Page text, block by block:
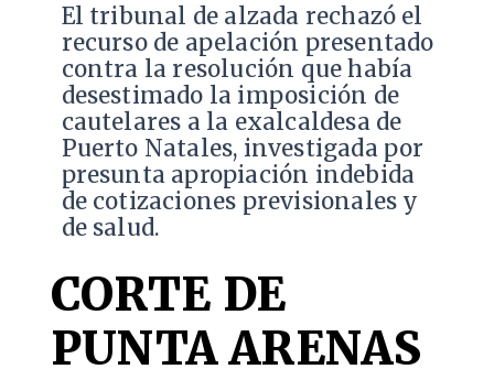
​El tribunal de alzada rechazó el
recurso de apelación presentado
contra la resolución que había
desestimado la imposición de
cautelares a la exalcaldesa de
Puerto Natales, investigada por
presunta apropiación indebida
de cotizaciones previsionales y
de salud.
CORTE DE
PUNTA ARENAS